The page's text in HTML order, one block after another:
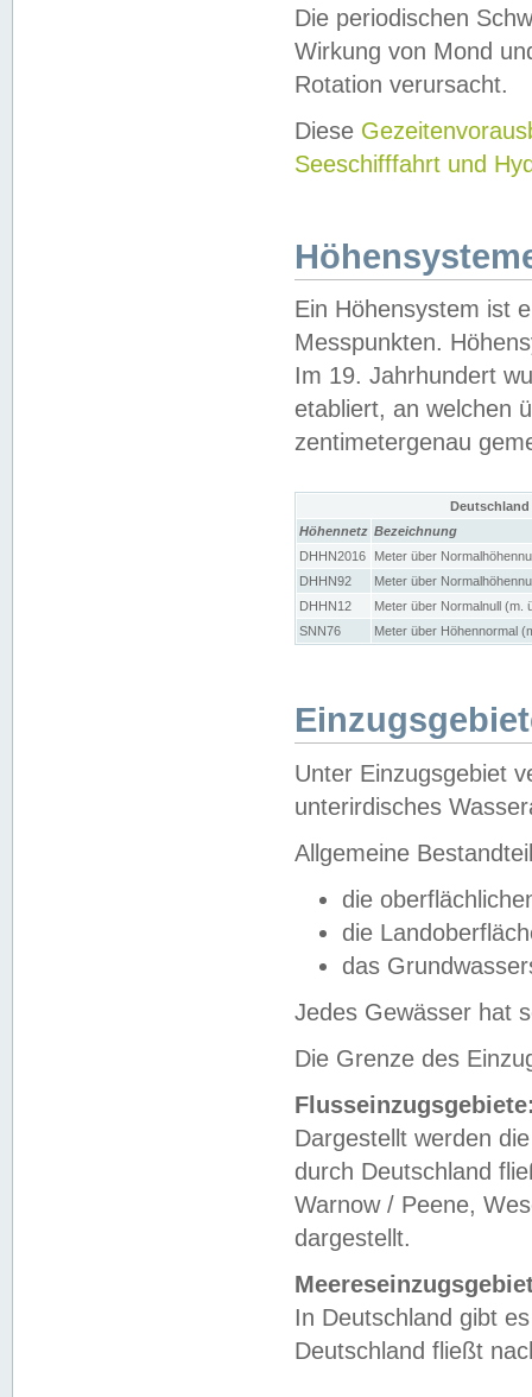
Die periodischen
Wirkung von Mond
Rotation verursacht.
Diese
Seeschifffahrt und
Ein Höhensystem ist
Messpunkten.
Im 19. Jahrhundert
etabliert, an welchen
zentimetergenau
Höhennetz Bezeichnung
DHHN2016
Meter über
DHHN92
Meter über
DHHN12
Meter über Normalnull (m.
SNN76
Meter über Höhennormal
Unter Einzugsgebiet
unterirdisches
Allgemeine
die
die
das
Jedes Gewässer hat
Die Grenze des
Dargestellt werden
durch Deutschland
Warnow / Peene,
dargestellt.
In Deutschland gibt
Deutschland fließt